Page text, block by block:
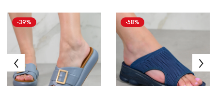
-39% -58%